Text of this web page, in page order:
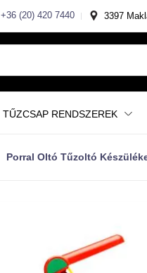
+36 (20) 420 7440 3397
TŰZCSAP RENDSZEREK
Porral Oltó Tűzoltó